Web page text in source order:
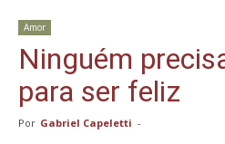
Amor
Ninguém
para ser feliz
Por Gabriel Capeletti -